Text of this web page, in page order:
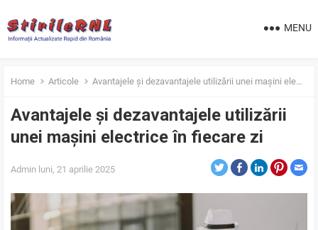
MENU
Home Articole Avantajele și dezavantajele utilizării unei mașini electrice în fiecare zi
Avantajele și dezavantajele utilizării
unei mașini electrice în fiecare zi
Admin luni, 21 aprilie 2025